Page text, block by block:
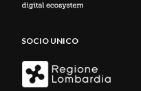
SOCIO UNICO